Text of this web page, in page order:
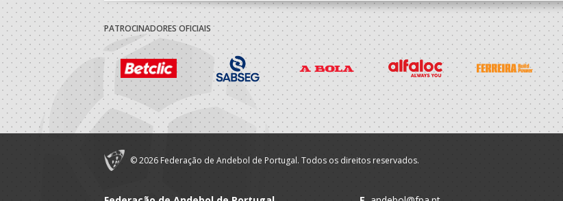
PATROCINADORES OFICIAIS
© 2026 Federação de Andebol de Portugal. Todos os direitos reservados.